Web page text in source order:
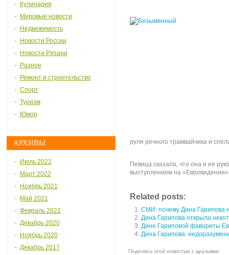
Кулинария
Мировые новости
Недвижимость
Новости России
Новости Рязани
Разное
Ремонт и строительство
Спорт
Туризм
Юмор
АРХИВЫ
Июль 2022
Март 2022
Ноябрь 2021
Май 2021
Февраль 2021
Декабрь 2020
Ноябрь 2020
Декабрь 2017
руля речного трамвайчика и
Певица сказала, что она и ее
выступлением на
Related posts:
СМИ: почему Дина Гарипова
Дина Гарипова открыла
Дине Гариповой фавориты
Дина Гарипова:
Поделись этой новостью с друзьями: